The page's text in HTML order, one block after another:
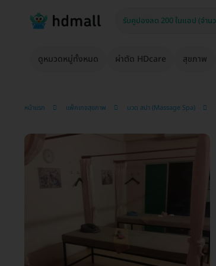
ดูหมวดหมู่ทั้งหมด ผ่าตัด HDcare สุขภาพ
หน้าแรก แพ็กเกจสุขภาพ นวด สปา (Massage Spa)